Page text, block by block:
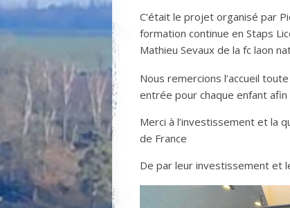
C’était le projet organisé par
formation continue en Staps
Mathieu Sevaux de la fc laon
Nous remercions l’accueil
entrée pour chaque enfant afin
Merci à l’investissement et la
de France
De par leur investissement et